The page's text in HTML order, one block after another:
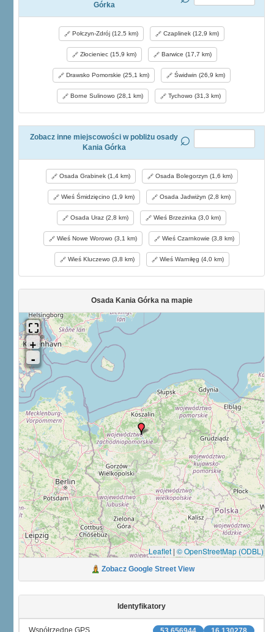
Górka
Połczyn-Zdrój (12,5 km) Czaplinek (12,9 km)
Złocieniec (15,9 km) Barwice (17,7 km)
Drawsko Pomorskie (25,1 km) Świdwin (26,9 km)
Borne Sulinowo (28,1 km) Tychowo (31,3 km)
Zobacz inne miejscowości w pobliżu osady
Kania Górka
Osada Grabinek (1,4 km) Osada Bolegorzyn (1,6 km)
Wieś Śmidzięcino (1,9 km) Osada Jadwiżyn (2,8 km)
Osada Uraz (2,8 km) Wieś Brzezinka (3,0 km)
Wieś Nowe Worowo (3,1 km) Wieś Czarnkowie (3,8 km)
Wieś Kluczewo (3,8 km) Wieś Warniłęg (4,0 km)
Osada Kania Górka na mapie
Leaflet | © OpenStreetMap (ODBL)
Zobacz Google Street View
Identyfikatory
Współrzędne GPS